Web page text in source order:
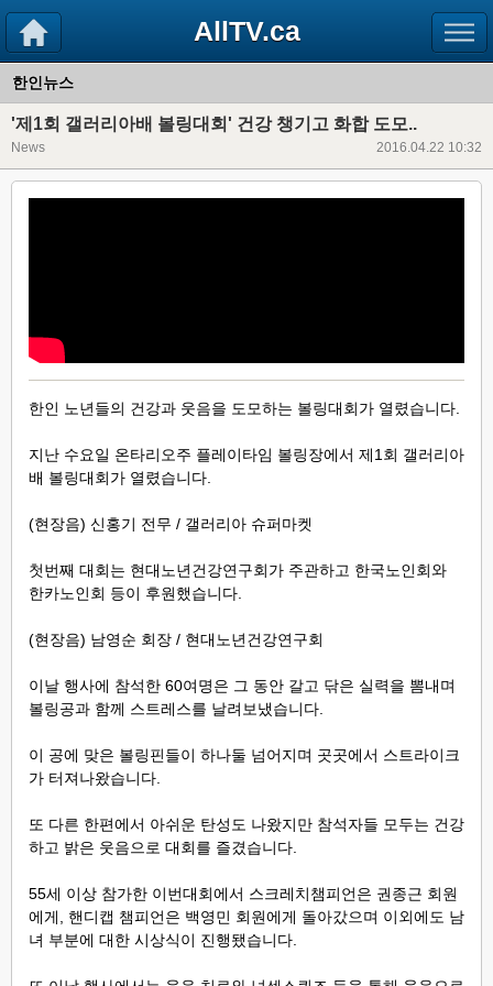
AllTV.ca
한인뉴스
'제1회 갤러리아배 볼링대회' 건강 챙기고 화합 도모..
News 2016.04.22 10:32
한인 노년들의 건강과 웃음을 도모하는 볼링대회가 열렸습니다.
지난 수요일 온타리오주 플레이타임 볼링장에서 제1회 갤러리아
배 볼링대회가 열렸습니다.
(현장음) 신홍기 전무 / 갤러리아 슈퍼마켓
첫번째 대회는 현대노년건강연구회가 주관하고 한국노인회와
한카노인회 등이 후원했습니다.
(현장음) 남영순 회장 / 현대노년건강연구회
이날 행사에 참석한 60여명은 그 동안 갈고 닦은 실력을 뽐내며
볼링공과 함께 스트레스를 날려보냈습니다.
이 공에 맞은 볼링핀들이 하나둘 넘어지며 곳곳에서 스트라이크
가 터져나왔습니다.
또 다른 한편에서 아쉬운 탄성도 나왔지만 참석자들 모두는 건강
하고 밝은 웃음으로 대회를 즐겼습니다.
55세 이상 참가한 이번대회에서 스크레치챔피언은 권종근 회원
에게, 핸디캡 챔피언은 백영민 회원에게 돌아갔으며 이외에도 남
녀 부분에 대한 시상식이 진행됐습니다.